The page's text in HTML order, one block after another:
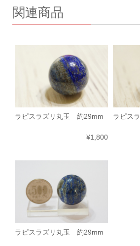
関連商品
ラピスラズリ丸玉 約29mm
¥1,800
ラピス
ラピスラズリ丸玉 約29mm